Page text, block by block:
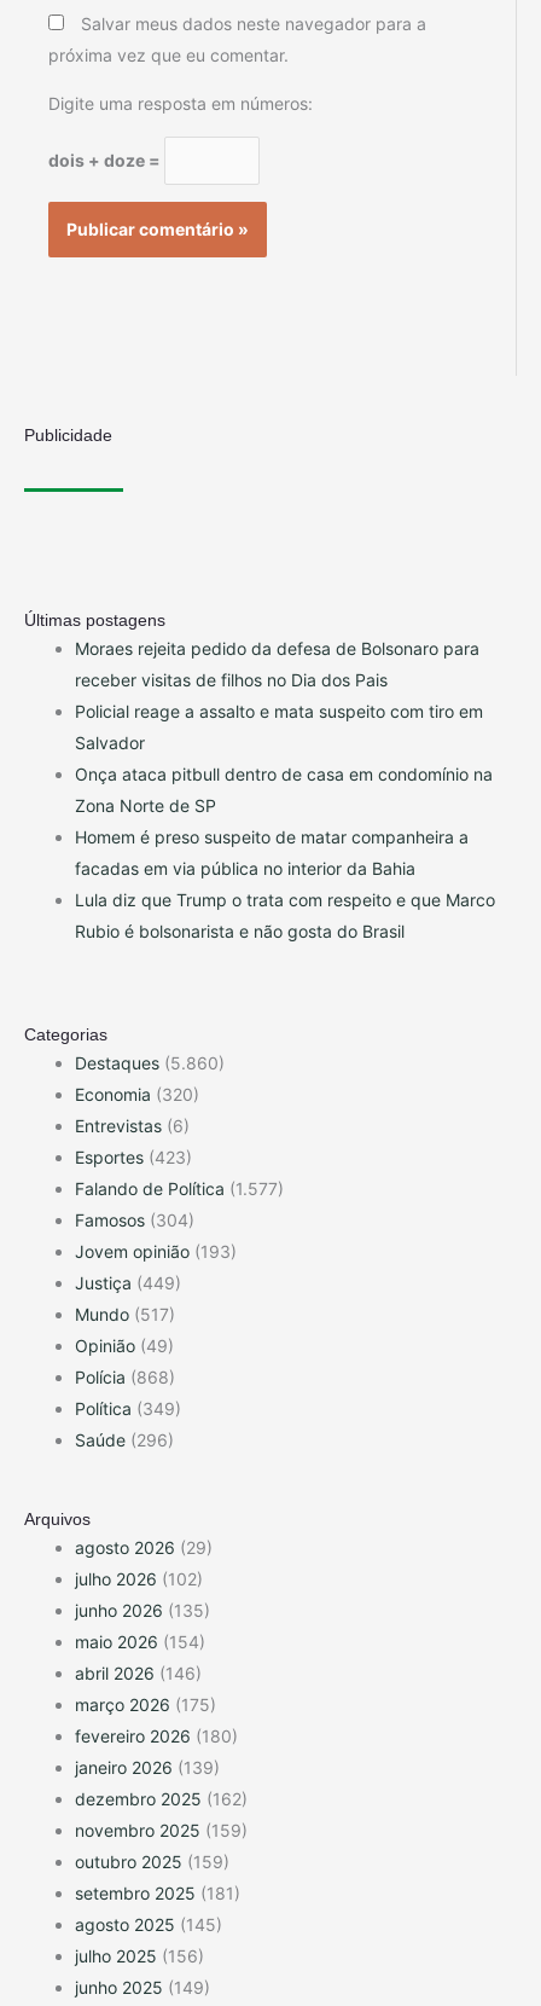
Salvar meus dados neste navegador para a
próxima vez que eu comentar.
Digite uma resposta em números:
dois + doze =
Publicidade
Últimas postagens
Moraes rejeita pedido da defesa de Bolsonaro para
receber visitas de filhos no Dia dos Pais
Policial reage a assalto e mata suspeito com tiro em
Salvador
Onça ataca pitbull dentro de casa em condomínio na
Zona Norte de SP
Homem é preso suspeito de matar companheira a
facadas em via pública no interior da Bahia
Lula diz que Trump o trata com respeito e que Marco
Rubio é bolsonarista e não gosta do Brasil
Categorias
Destaques (5.860)
Economia (320)
Entrevistas (6)
Esportes (423)
Falando de Política (1.577)
Famosos (304)
Jovem opinião (193)
Justiça (449)
Mundo (517)
Opinião (49)
Polícia (868)
Política (349)
Saúde (296)
Arquivos
agosto 2026 (29)
julho 2026 (102)
junho 2026 (135)
maio 2026 (154)
abril 2026 (146)
março 2026 (175)
fevereiro 2026 (180)
janeiro 2026 (139)
dezembro 2025 (162)
novembro 2025 (159)
outubro 2025 (159)
setembro 2025 (181)
agosto 2025 (145)
julho 2025 (156)
junho 2025 (149)